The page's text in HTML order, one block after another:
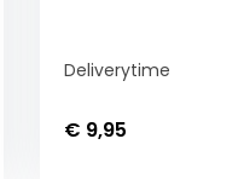
Deliverytime
€ 9,95